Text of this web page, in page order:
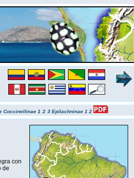
Coccinellinae 1 2 3 Epilachninae 1 2
con
de